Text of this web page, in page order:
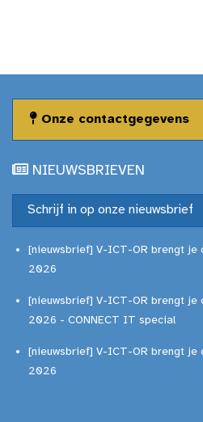
Onze contactgegevens
NIEUWSBRIEVEN
Schrijf in op onze nieuwsbrief
[nieuwsbrief] V-ICT-OR brengt je
2026
[nieuwsbrief] V-ICT-OR brengt je
2026 - CONNECT IT special
[nieuwsbrief] V-ICT-OR brengt je
2026